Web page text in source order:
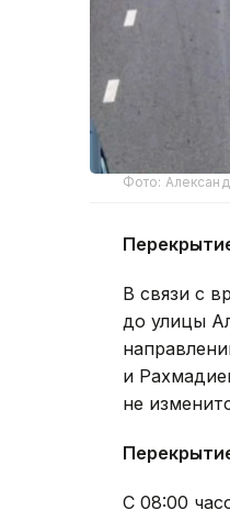
Фото:
В связи с
до улицы
и
не
С 08:00